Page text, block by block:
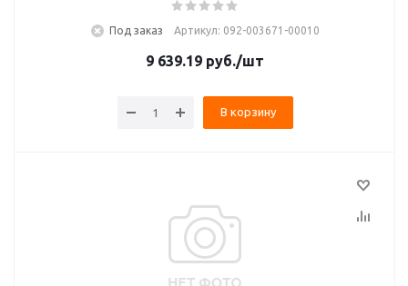
Под заказ Артикул: 092-003671-00010
9 639.19 руб./шт
В корзину